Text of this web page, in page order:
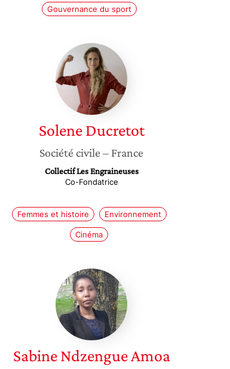
Gouvernance du sport
Solene
Ducretot
Solene Ducretot
Société civile – France
Collectif Les Engraineuses
Co-Fondatrice
Femmes et histoire Environnement
Cinéma
Sabine
Ndzengue
Amoa
Sabine Ndzengue Amoa